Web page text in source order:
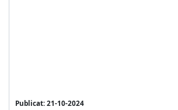
Publicat: 21-10-2024